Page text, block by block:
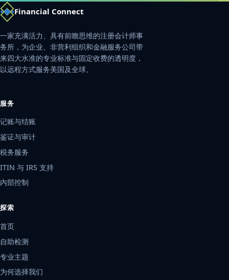
Financial Connect
一家充满活力、具有前瞻思维的注册会计师事
务所，为企业、非营利组织和金融服务公司带
来四大水准的专业标准与固定收费的透明度，
以远程方式服务美国及全球。
服务
记账与结账
鉴证与审计
税务服务
ITIN 与 IRS 支持
内部控制
探索
首页
自助检测
专业主题
为何选择我们